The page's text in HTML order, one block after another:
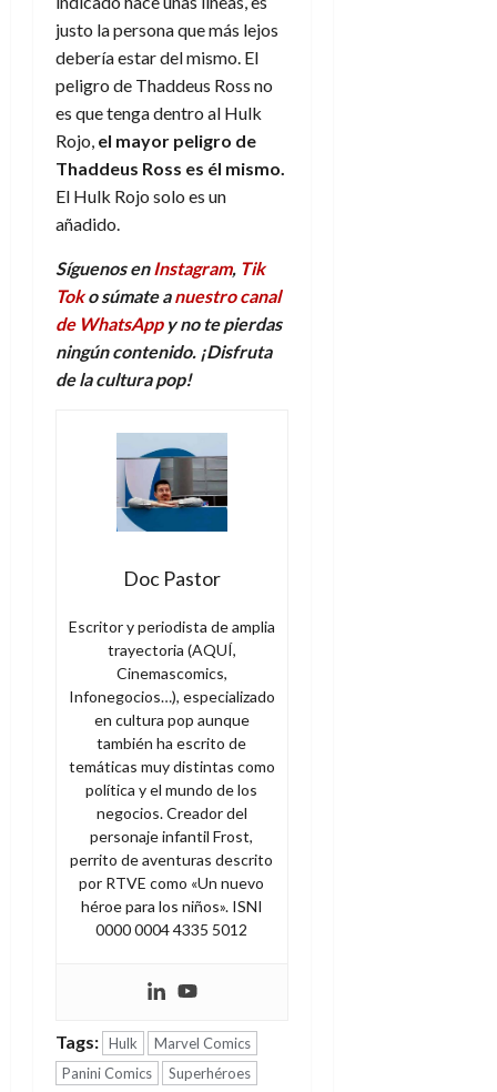
justo la persona que más lejos
debería estar del mismo. El
peligro de Thaddeus Ross no
es que tenga dentro al Hulk
Rojo, el mayor peligro de
Thaddeus Ross es él mismo.
El Hulk Rojo solo es un
añadido.
Síguenos enInstagram, Tik
Toko súmate anuestro canal
de WhatsAppy no te pierdas
ningún contenido. ¡Disfruta
de laculturapop!
Doc Pastor
Escritor y periodista de amplia
trayectoria (AQUÍ,
Cinemascomics,
Infonegocios…), especializado
en cultura pop aunque
también ha escrito de
temáticas muy distintas como
política y el mundo de los
negocios. Creador del
personaje infantil Frost,
perrito de aventuras descrito
por RTVE como «Un nuevo
héroe para los niños». ISNI
0000 0004 4335 5012
Tags: Hulk
Marvel Comics
Panini Comics
Superhéroes